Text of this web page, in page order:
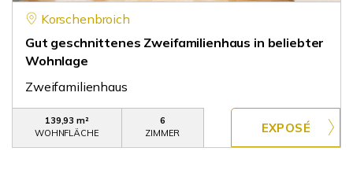
Korschenbroich
Gut geschnittenes Zweifamilienhaus in beliebter
Wohnlage
Zweifamilienhaus
139,93 m²
WOHNFLÄCHE
6
ZIMMER